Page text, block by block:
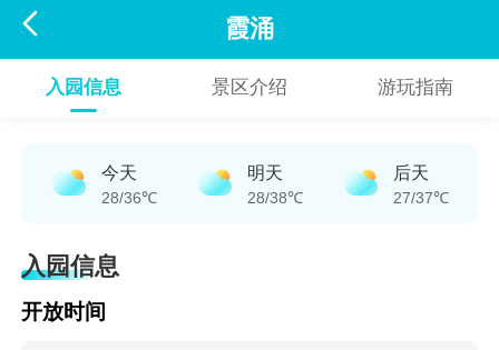
 霞涌
入园信息 景区介绍 游玩指南
今天
28/36℃
明天
28/38℃
后天
27/37℃
入园信息
开放时间